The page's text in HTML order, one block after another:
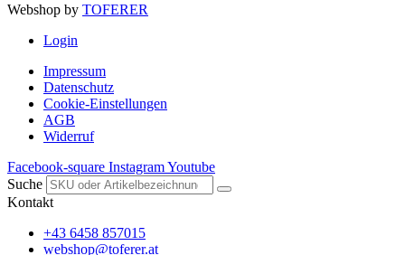
Webshop by TOFERER
Login
Impressum
Datenschutz
Cookie-Einstellungen
AGB
Widerruf
Facebook-square InstagramYoutube
Suche
Kontakt
+43 6458 857015
webshop@toferer.at